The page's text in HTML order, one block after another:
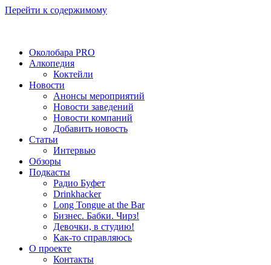
Перейти к содержимому
Околобара PRO
Алкопедия
Коктейли
Новости
Анонсы мероприятий
Новости заведений
Новости компаний
Добавить новость
Статьи
Интервью
Обзоры
Подкасты
Радио Буфет
Drinkhacker
Long Tongue at the Bar
Бизнес. Бабки. Чирз!
Девочки, в студию!
Как-то справляюсь
О проекте
Контакты